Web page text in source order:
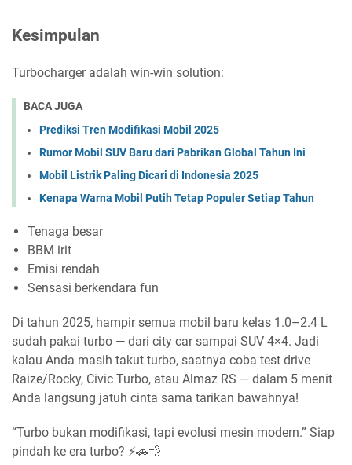
Kesimpulan
Turbocharger adalah win-win solution:
BACA JUGA
Prediksi Tren Modifikasi Mobil 2025
Rumor Mobil SUV Baru dari Pabrikan Global Tahun Ini
Mobil Listrik Paling Dicari di Indonesia 2025
Kenapa Warna Mobil Putih Tetap Populer Setiap Tahun
Tenaga besar
BBM irit
Emisi rendah
Sensasi berkendara fun
Di tahun 2025, hampir semua mobil baru kelas 1.0–2.4 L
sudah pakai turbo — dari city car sampai SUV 4×4. Jadi
kalau Anda masih takut turbo, saatnya coba test drive
Raize/Rocky, Civic Turbo, atau Almaz RS — dalam 5 menit
Anda langsung jatuh cinta sama tarikan bawahnya!
“Turbo bukan modifikasi, tapi evolusi mesin modern.” Siap
pindah ke era turbo? ⚡🚗💨